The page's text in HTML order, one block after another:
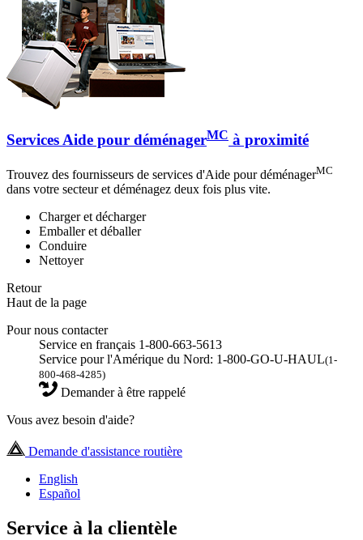
Services Aide pour déménagerMC à proximité
Trouvez des fournisseurs de services d'Aide pour déménagerMC
dans votre secteur et déménagez deux fois plus vite.
Charger et décharger
Emballer et déballer
Conduire
Nettoyer
Retour
Haut de la page
Pour nous contacter
Service en français 1-800-663-5613
Service pour l'Amérique du Nord: 1-800-GO-U-HAUL(1-
800-468-4285)
Demander à être rappelé
Vous avez besoin d'aide?
Demande d'assistance routière
English
Español
Service à la clientèle